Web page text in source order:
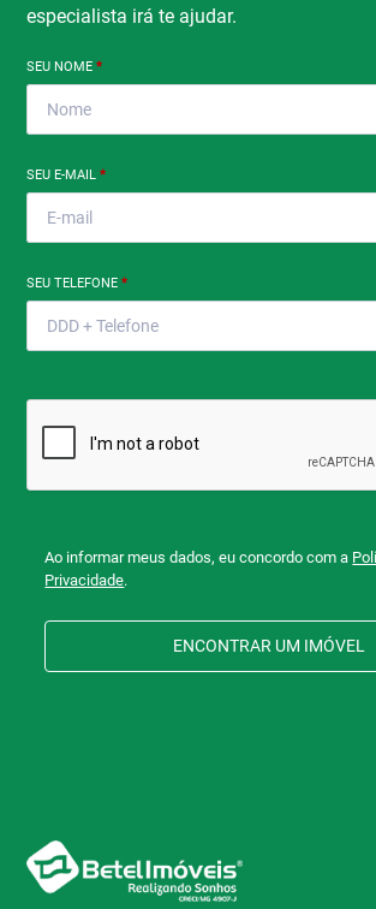
especialista irá te ajudar.
SEU NOME*
SEU E-MAIL*
SEU TELEFONE*
Ao informar meus dados, eu concordo com a
Privacidade.
ENCONTRAR UM IMÓVEL